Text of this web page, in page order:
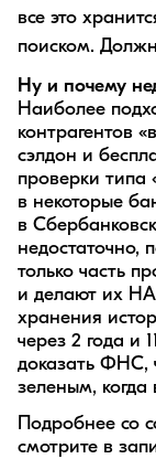
все это
поиском.
Ну и почему
Наиболее
контрагентов
сэлдон и
проверки типа
в некоторые
в
недостаточно,
только часть
и делают их
хранения
через 2 года и
доказать ФНС,
зеленым, когда
Подробнее со
смотрите в